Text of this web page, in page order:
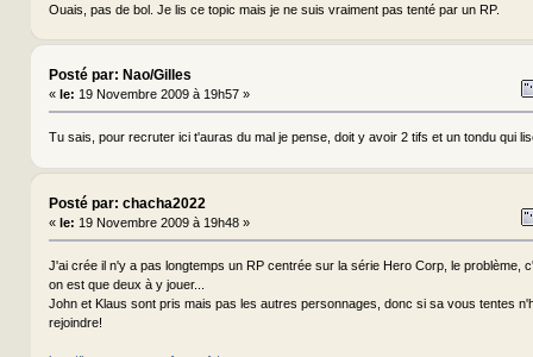
Ouais, pas de bol. Je lis ce topic mais je ne suis vraiment pas tenté par un RP.
Posté par: Nao/Gilles
« le: 19 Novembre 2009 à 19h57 »
Tu sais, pour recruter ici t'auras du mal je pense, doit y avoir 2 tifs et un tondu qui
Posté par: chacha2022
« le: 19 Novembre 2009 à 19h48 »
J'ai crée il n'y a pas longtemps un RP centrée sur la série Hero Corp, le problème,
on est que deux à y jouer...
John et Klaus sont pris mais pas les autres personnages, donc si sa vous tentes
rejoindre!